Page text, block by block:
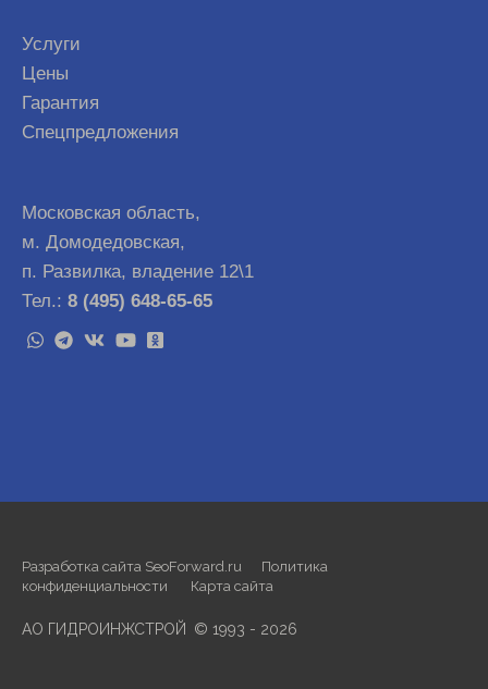
Услуги
Цены
Гарантия
Спецпредложения
Московская область,
м. Домодедовская,
п. Развилка, владение 12\1
Тел.: 8 (495) 648-65-65
Разработка сайта SeoForward.ru
Политика
конфиденциальности
Карта сайта
АО ГИДРОИНЖСТРОЙ © 1993 - 2026